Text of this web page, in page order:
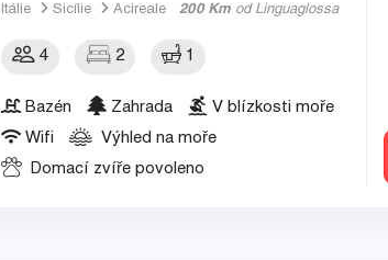
Itálie Sicílie Acireale 200 Km od Linguaglossa
4 2 1
Bazén Zahrada
V blízkosti moře
Wifi
Výhled na moře
Domací zvíře povoleno